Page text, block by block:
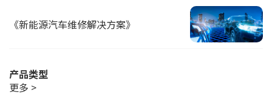
《新能源汽车维修解决方案》
产品类型
更多 >